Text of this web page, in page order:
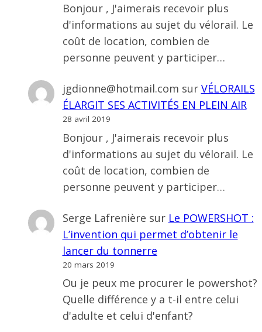
Bonjour , J'aimerais recevoir plus
d'informations au sujet du vélorail. Le
coût de location, combien de
personne peuvent y participer…
jgdionne@hotmail.com sur VÉLORAILS
ÉLARGIT SES ACTIVITÉS EN PLEIN AIR
28 avril 2019
Bonjour , J'aimerais recevoir plus
d'informations au sujet du vélorail. Le
coût de location, combien de
personne peuvent y participer…
Serge Lafrenière sur Le POWERSHOT :
L’invention qui permet d’obtenir le
lancer du tonnerre
20 mars 2019
Ou je peux me procurer le powershot?
Quelle différence y a t-il entre celui
d'adulte et celui d'enfant?